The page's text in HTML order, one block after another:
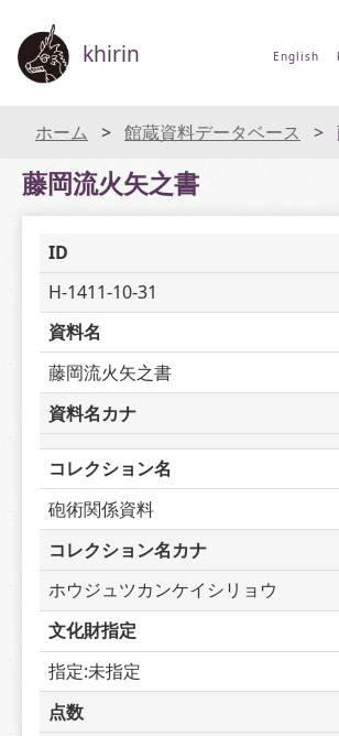
khirin English
ホーム 館蔵資料データベース
藤岡流火矢之書
ID
H-1411-10-31
資料名
藤岡流火矢之書
資料名カナ
コレクション名
砲術関係資料
コレクション名カナ
ホウジュツカンケイシリョウ
文化財指定
指定:未指定
点数